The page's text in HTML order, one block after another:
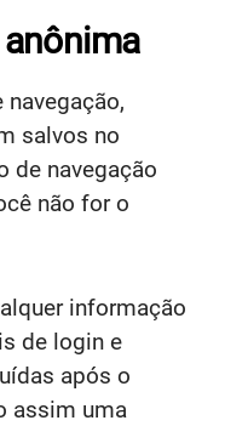
salvos no
de navegação
não for o
informação
de login e
após o
assim uma